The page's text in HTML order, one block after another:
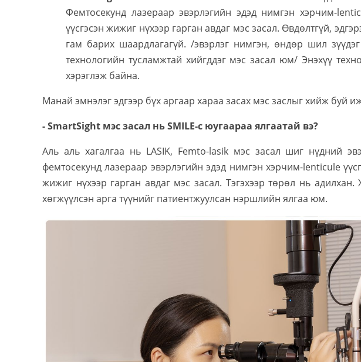
Фемтосекунд лазераар эвэрлэгийн эдэд нимгэн хэрчим-
үүсгэсэн жижиг нүхээр гарган авдаг мэс засал. Өвдөлтгүй,
гам барих шаардлагагүй. /эвэрлэг нимгэн, өндөр шил
технологийн тусламжтай хийгддэг мэс засал юм/ Энэхүү
хэрэглэж байна.
Манай эмнэлэг эдгээр бүх аргаар хараа засах мэс заслыг хийж буй
- SmartSight мэс засал нь SMILE-с юугаараа ялгаатай вэ?
Аль аль хагалгаа нь LASIK, Femto-lasik мэс засал шиг нүдний
фемтосекунд лазераар эвэрлэгийн эдэд нимгэн хэрчим-lenticule
жижиг нүхээр гарган авдаг мэс засал. Тэгэхээр төрөл нь адилхан.
хөгжүүлсэн арга түүнийг патиентжуулсан нэршлийн ялгаа юм.